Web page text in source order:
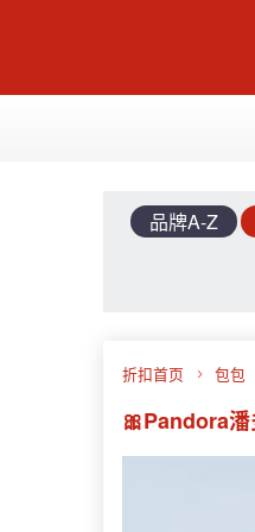
品牌A-Z
折扣首页 包包
🎀Pandora